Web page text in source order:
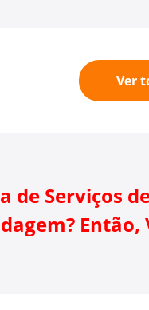
Ver
de Serviços